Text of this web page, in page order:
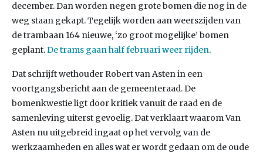
december. Dan worden negen grote bomen die nog in de
weg staan gekapt. Tegelijk worden aan weerszijden van
de trambaan 164 nieuwe, ‘zo groot mogelijke’ bomen
geplant.De trams gaan half februari weer rijden.
Dat schrijft wethouder Robert van Asten in een
voortgangsbericht aan de gemeenteraad. De
bomenkwestie ligt door kritiek vanuit de raad en de
samenleving uiterst gevoelig. Dat verklaart waarom Van
Asten nu uitgebreid ingaat op het vervolg van de
werkzaamheden en alles wat er wordt gedaan om de oude